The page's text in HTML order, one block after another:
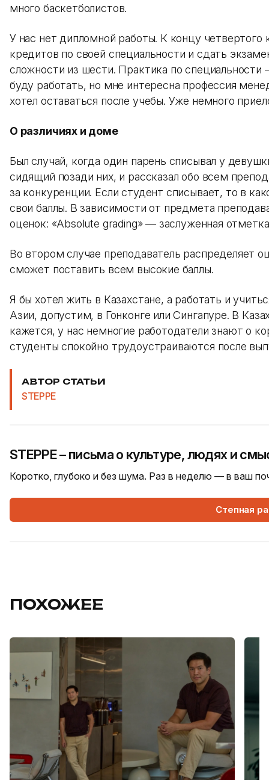
много баскетболистов.
У нас нет дипломной работы. К концу
кредитов по своей специальности и сдать
сложности из шести. Практика по
буду работать, но мне интересна профессия
хотел оставаться после учебы. Уже немного
О различиях и доме
Был случай, когда один парень списывал у
сидящий позади них, и рассказал обо всем
за конкуренции. Если студент списывает, то в
свои баллы. В зависимости от предмета
оценок: «Absolute grading» — заслуженная
Во втором случае преподаватель распределяет
сможет поставить всем высокие баллы.
Я бы хотел жить в Казахстане, а работать и
Азии, допустим, в Гонконге или Сингапуре. В
кажется, у нас немногие работодатели знают о
студенты спокойно трудоустраиваются после
АВТОР СТАТЬИ
STEPPE
STEPPE – письма о культуре, людях и
Коротко, глубоко и без шума. Раз в неделю — в ваш
Степная
ПОХОЖЕЕ